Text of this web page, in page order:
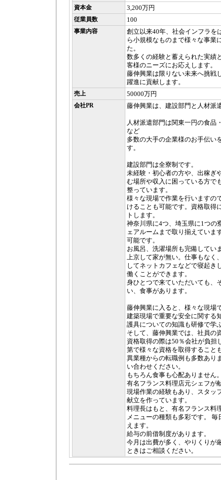
資本金 3,200万円
従業員数 100
事業内容
創立以来40年、社会インフラを
ら小規模なものまで様々な事業
た。
数多くの経験と蓄えられた実績
客様のニーズにお応えします。
藤伸興業は限りない未来へ挑戦
躍進に貢献します。
売上 50000万円
会社PR 藤伸興業は、建設部門と人材派
人材派遣部門は関東一円の食品
など
多数の大手の企業様のお手伝い
す。
建設部門は全寮制です。
未経験・初心者の方や、出稼ぎ
む場所や収入に困っている方で
整っています。
様々な現場で作業を行いますの
けることも可能です。資格取得
トします。
神奈川県に4つ、埼玉県に1つの
ェアルームまで取り揃えていま
可能です。
お風呂、洗濯場所も完備してい
上京して家が無い。仕事もなく
してネットカフェなどで寝起き
働くことができます。
身ひとつで来ていただいても、
い、食事があります。
藤伸興業に入ると、様々な現場
建築現場で重要な安全に関する
護具についての知識も研修で学
そして、藤伸興業では、社員の
資格取得の際は50％会社が負担
第で様々な資格を取得すること
異業種からの転職例も多数あり
い合わせください。
もちろん食事も心配ありません
有名フランス料理店元シェフが
現場作業の経験もあり、スタッ
献立を作っています。
料理長はもと、有名フランス料
メニューの種類も多彩です。
えます。
給与の前借制度があります。
今月は出費が多く、やりくりが
ときはご相談ください。